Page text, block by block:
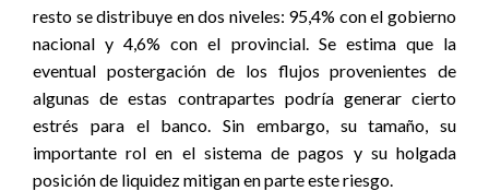
resto se distribuye en dos niveles: 95,4% con el gobierno
nacional y 4,6% con el provincial. Se estima que la
eventual postergación de los flujos provenientes de
algunas de estas contrapartes podría generar cierto
estrés para el banco. Sin embargo, su tamaño, su
importante rol en el sistema de pagos y su holgada
posición de liquidez mitigan en parte este riesgo.